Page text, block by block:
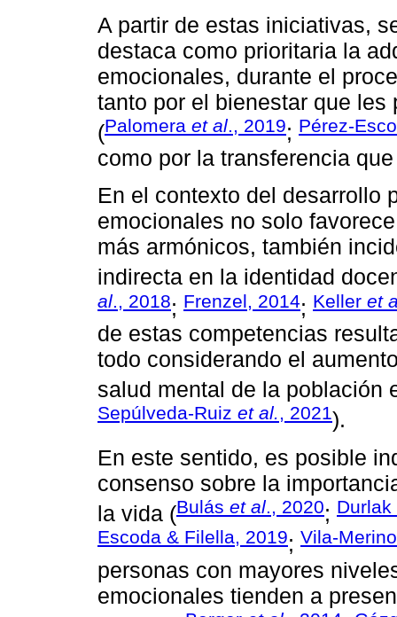
A partir de estas iniciativas,
destaca como prioritaria la
emocionales, durante el
tanto por el bienestar que
(Palomera et al., 2019; Pérez-
como por la transferencia
En el contexto del desarrollo
emocionales no solo
más armónicos, también
indirecta en la identidad
al., 2018; Frenzel, 2014; Keller et
de estas competencias
todo considerando el
salud mental de la población
Sepúlveda-Ruiz et al., 2021).
En este sentido, es posible
consenso sobre la
la vida (Bulás et al., 2020; Durlak
Escoda & Filella, 2019; Vila-
personas con mayores
emocionales tienden a